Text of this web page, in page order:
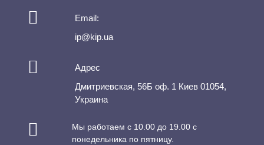
Email:
ip@kip.ua
Адрес
Дмитриевская, 56Б оф. 1 Киев 01054,
Украина
Мы работаем с 10.00 до 19.00 с
понедельника по пятницу.